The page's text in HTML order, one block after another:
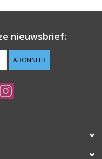
nieuwsbrief:
ABONNEER